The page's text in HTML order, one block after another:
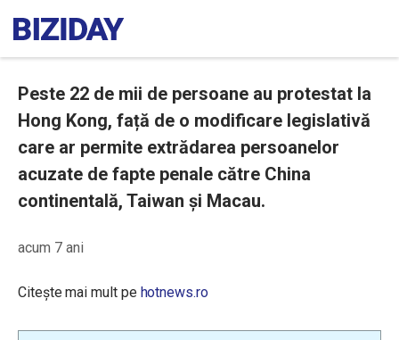
Peste 22 de mii de persoane au protestat la
Hong Kong, față de o modificare legislativă
care ar permite extrădarea persoanelor
acuzate de fapte penale către China
continentală, Taiwan și Macau.
acum 7 ani
Citește mai mult pe hotnews.ro